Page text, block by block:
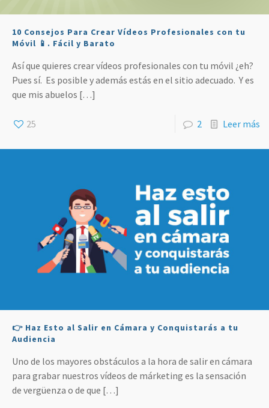
10 Consejos Para Crear Vídeos Profesionales con tu
Móvil 📱. Fácil y Barato
Así que quieres crear vídeos profesionales con tu móvil ¿eh?
Pues sí. Es posible y además estás en el sitio adecuado. Y es
que mis abuelos […]
25 2 Leer más
👉 Haz Esto al Salir en Cámara y Conquistarás a tu
Audiencia
Uno de los mayores obstáculos a la hora de salir en cámara
para grabar nuestros vídeos de márketing es la sensación
de vergüenza o de que […]